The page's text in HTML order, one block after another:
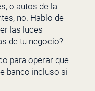
o autos de la
no. Hablo de
las luces
de tu negocio?
para operar que
banco incluso si